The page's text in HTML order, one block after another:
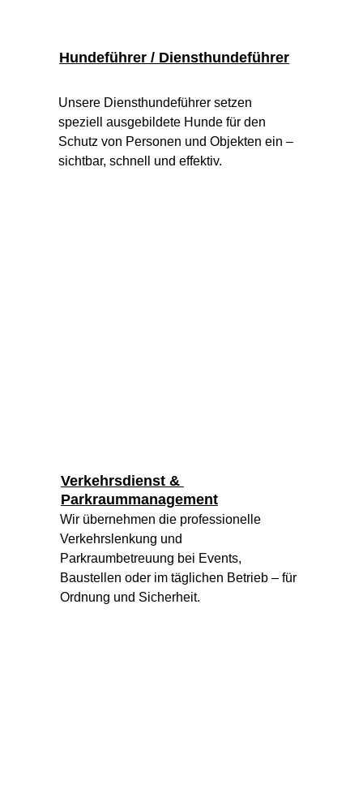
Hundeführer / Diensthundeführer
Unsere Diensthundeführer setzen
speziell ausgebildete Hunde für den
Schutz von Personen und Objekten ein –
sichtbar, schnell und effektiv.
Verkehrsdienst &
Parkraummanagement
Wir übernehmen die professionelle
Verkehrslenkung und
Parkraumbetreuung bei Events,
Baustellen oder im täglichen Betrieb – für
Ordnung und Sicherheit.